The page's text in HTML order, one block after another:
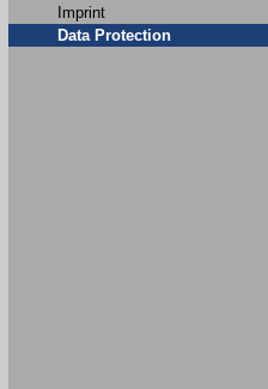
Imprint
Data Protection